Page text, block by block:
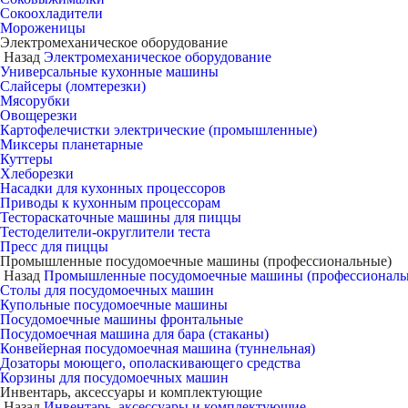
Сокоохладители
Мороженицы
Электромеханическое оборудование
Назад Электромеханическое оборудование
Универсальные кухонные машины
Слайсеры (ломтерезки)
Мясорубки
Овощерезки
Картофелечистки электрические (промышленные)
Миксеры планетарные
Куттеры
Хлеборезки
Насадки для кухонных процессоров
Приводы к кухонным процессорам
Тестораскаточные машины для пиццы
Тестоделители-округлители теста
Пресс для пиццы
Промышленные посудомоечные машины (профессиональные)
Назад Промышленные посудомоечные машины
Столы для посудомоечных машин
Купольные посудомоечные машины
Посудомоечные машины фронтальные
Посудомоечная машина для бара (стаканы)
Конвейерная посудомоечная машина (туннельная)
Дозаторы моющего, ополаскивающего средства
Корзины для посудомоечных машин
Инвентарь, аксессуары и комплектующие